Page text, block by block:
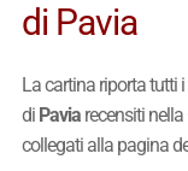
di Pavia
La cartina riporta tutti i
di Paviarecensiti nella
collegati alla pagina